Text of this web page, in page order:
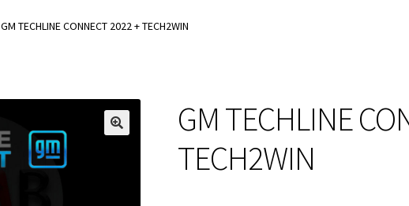
GM TECHLINE CONNECT 2022 + TECH2WIN
GM TECHLINE
TECH2WIN